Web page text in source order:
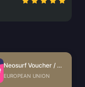
Neosurf Voucher / Prepaid (EU)
EUROPEAN UNION